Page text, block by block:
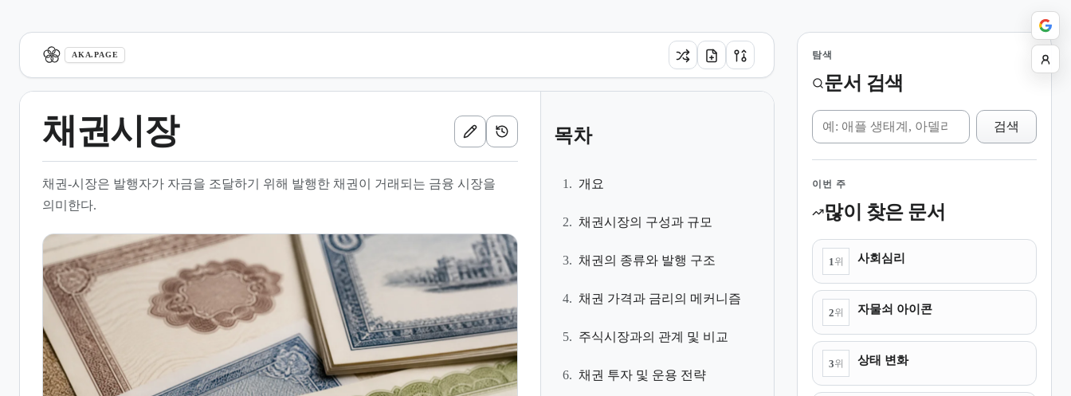
AKA.PAGE
채권시장
채권-시장은 발행자가 자금을 조달하기 위해 발행한 채권이 거래되는 금융 시장을
의미한다.
목차
1. 개요
2. 채권시장의 구성과 규모
3. 채권의 종류와 발행 구조
4. 채권 가격과 금리의 메커니즘
5. 주식시장과의 관계 및 비교
6. 채권 투자 및 운용 전략
개요
채권시장의 구성과 규모
채권의 종류와 발행 구조
채권 가격과 금리의 메커니즘
주식시장과의 관계 및 비교
채권 투자 및 운용 전략
같이 보기
탐색
문서 검색
위키 검색
검색
이번 주
많이 찾은 문서
1 위 사회심리
2위 자물쇠 아이콘
3위 상태 변화